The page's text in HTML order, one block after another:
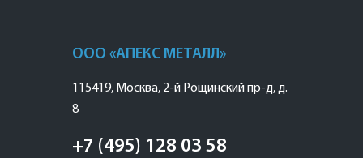
ООО «АПЕКС МЕТАЛЛ»
115419, Москва, 2-й Рощинский пр-д, д.
8
+7 (495) 128 03 58